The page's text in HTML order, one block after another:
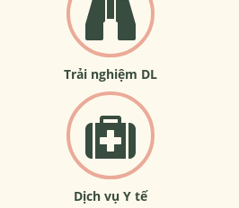
Trải nghiệm DL
Dịch vụ Y tế